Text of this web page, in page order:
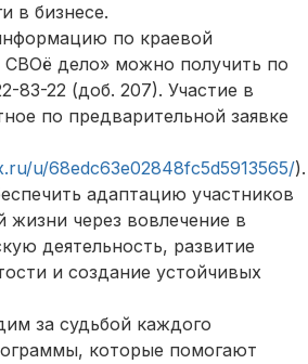
в бизнесе.
по краевой
дело» можно получить по
83-22 (доб. 207). Участие в
по предварительной заявке
u/68edc63e02848fc5d5913565/).
адаптацию участников
через вовлечение в
деятельность, развитие
и создание устойчивых
за судьбой каждого
которые помогают